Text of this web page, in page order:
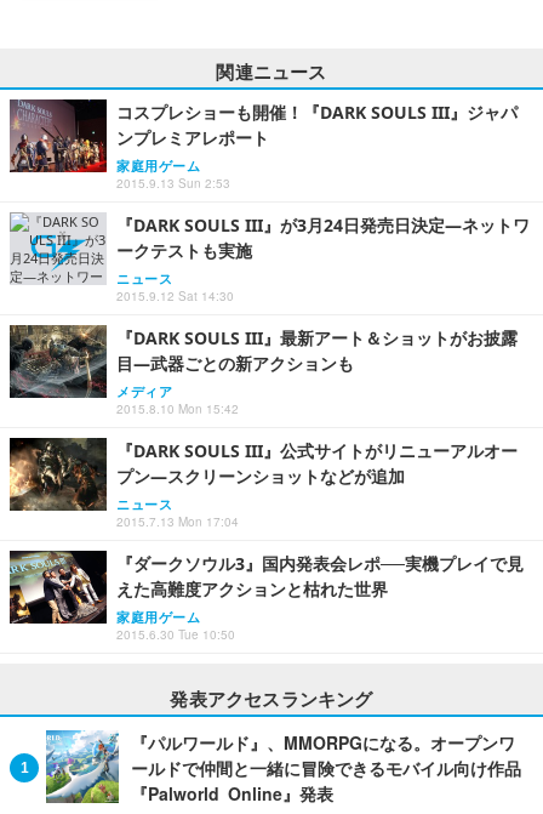
関連ニュース
コスプレショーも開催！『DARK SOULS III』ジャパ
ンプレミアレポート
家庭用ゲーム
2015.9.13 Sun 2:53
『DARK SOULS III』が3月24日発売日決定―ネットワ
ークテストも実施
ニュース
2015.9.12 Sat 14:30
『DARK SOULS III』最新アート＆ショットがお披露
目―武器ごとの新アクションも
メディア
2015.8.10 Mon 15:42
『DARK SOULS III』公式サイトがリニューアルオー
プン―スクリーンショットなどが追加
ニュース
2015.7.13 Mon 17:04
『ダークソウル3』国内発表会レポ──実機プレイで見
えた高難度アクションと枯れた世界
家庭用ゲーム
2015.6.30 Tue 10:50
発表アクセスランキング
『パルワールド』、MMORPGになる。オープンワ
ールドで仲間と一緒に冒険できるモバイル向け作品
『Palworld Online』発表